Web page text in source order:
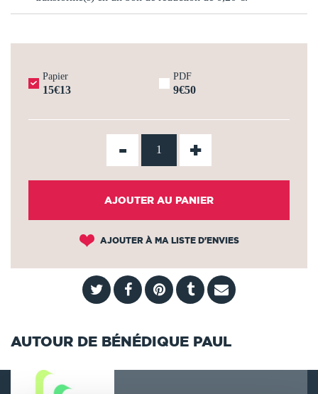
Papier
15€13
PDF
9€50
- +
AJOUTER AU PANIER
AJOUTER À MA LISTE D'ENVIES
AUTOUR DE BÉNÉDIQUE PAUL